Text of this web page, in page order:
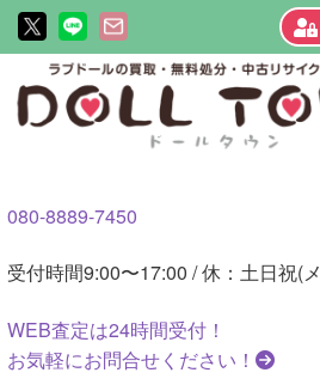
ビ
ゲ
ョ
へ
キ
ッ
ン
テ
へ
キ
プ
080-8889-7450
受付時間9:00〜17:00 / 休：土日祝(
WEB査定は24時間受付！
お気軽にお問合せください！